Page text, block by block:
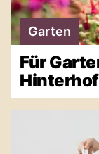
Garten
Für